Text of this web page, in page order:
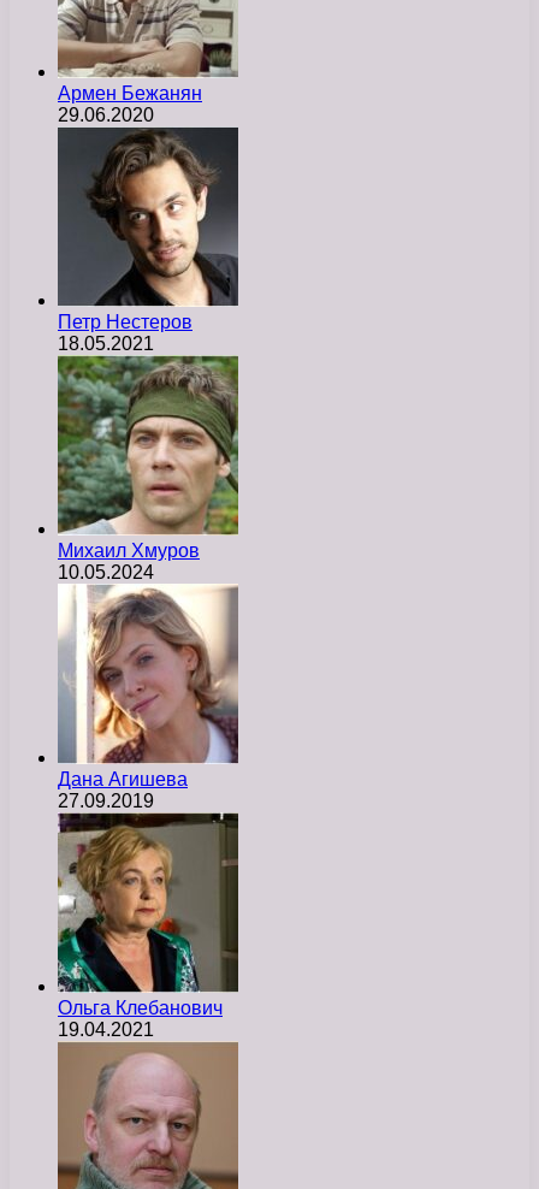
Армен Бежанян
29.06.2020
Петр Нестеров
18.05.2021
Михаил Хмуров
10.05.2024
Дана Агишева
27.09.2019
Ольга Клебанович
19.04.2021